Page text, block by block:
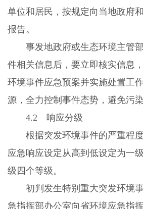
单位和居民，按规定向当地政府
报告。
事发地政府或生态环境主管
件相关信息后，要立即核实信息
环境事件应急预案并实施处置工
源，全力控制事件态势，避免污染
4.2 响应分级
根据突发环境事件的严重程
应急响应设定从高到低设定为一
级四个等级。
初判发生特别重大突发环境
急指挥部办公室向省环境应急指